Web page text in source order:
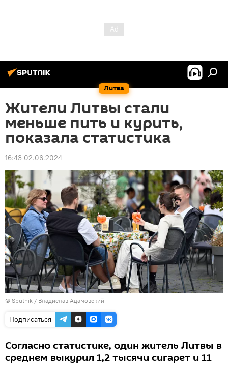
Литва
Жители Литвы стали
меньше пить и курить,
показала статистика
16:43 02.06.2024
© Sputnik / Владислав Адамовский
Подписаться
Согласно статистике, один житель Литвы в
среднем выкурил 1,2 тысячи сигарет и 11